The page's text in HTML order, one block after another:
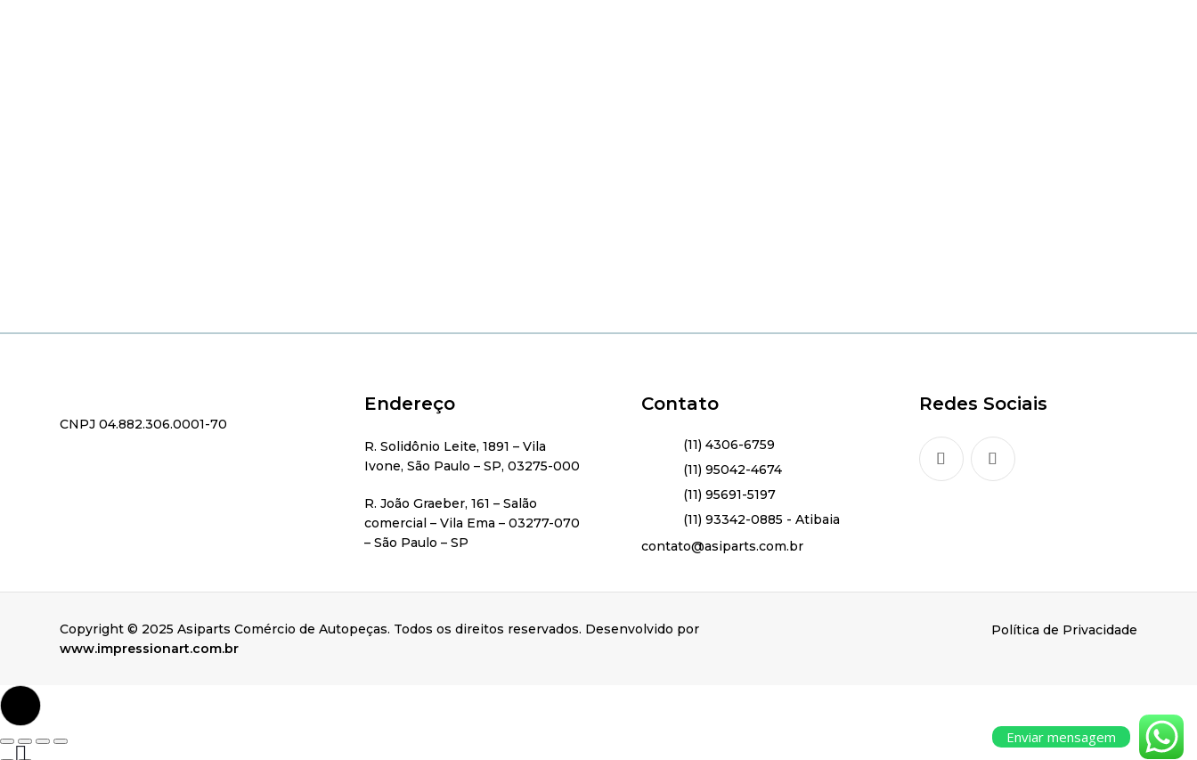
CNPJ 04.882.306.0001-70
Endereço
R. Solidônio Leite, 1891 – Vila
Ivone, São Paulo – SP, 03275-000
R. João Graeber, 161 – Salão
comercial – Vila Ema – 03277-070
– São Paulo – SP
Contato
(11) 4306-6759
(11) 95042-4674
(11) 95691-5197
(11) 93342-0885 - Atibaia
contato@asiparts.com.br
Redes Sociais
Copyright © 2025 Asiparts Comércio de Autopeças. Todos os direitos reservados. Desenvolvido por
www.impressionart.com.br
Política de Privacidade
Enviar mensagem